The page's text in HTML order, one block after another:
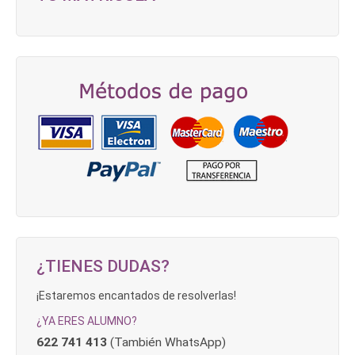
¿TIENES DUDAS?
¡Estaremos encantados de resolverlas!
¿YA ERES ALUMNO?
622 741 413 (También WhatsApp)